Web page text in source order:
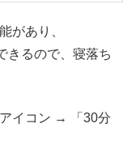
があり、
きるので、寝落ち
イコン → 「30分